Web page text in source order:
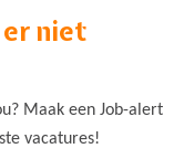
niet
Maak een Job-alert
vacatures!